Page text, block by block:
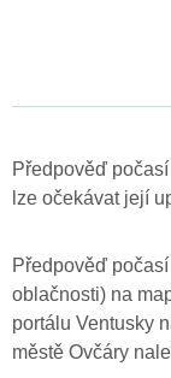
Předpověď
lze očekávat její
Předpověď
oblačnosti) na
portálu Ventusky
městě Ovčáry